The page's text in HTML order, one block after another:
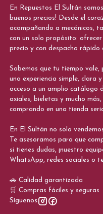
En Repuestos El Sultán
buenos precios! Desde el
acompañando a mecánicos,
con un solo propósito:
precio y con despacho rápido
Sabemos que tu tiempo vale,
una experiencia simple, clara
acceso a un amplio catálogo
axiales, bieletas y mucho
comprando en una tienda
En El Sultán no solo
Te asesoramos para que
si tienes dudas, ¡nuestro
WhatsApp, redes sociales o
🚗 Calidad garantizada
🛒 Compras fáciles y seguras
Síguenos